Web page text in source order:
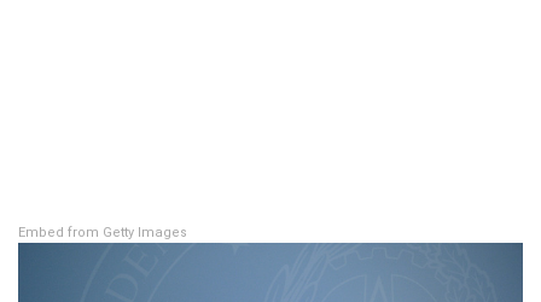
Embed from Getty Images